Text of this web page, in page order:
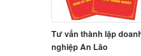
Tư vấn thành lập
nghiệp An Lão